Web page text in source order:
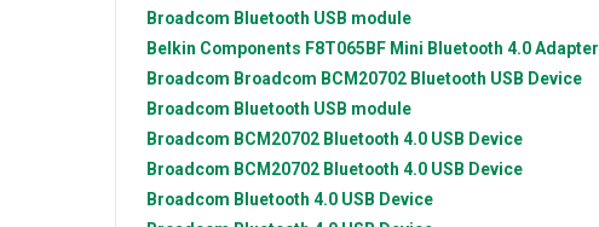
Broadcom Bluetooth USB module
Belkin Components F8T065BF Mini Bluetooth 4.0 Adapter
Broadcom Broadcom BCM20702 Bluetooth USB Device
Broadcom Bluetooth USB module
Broadcom BCM20702 Bluetooth 4.0 USB Device
Broadcom BCM20702 Bluetooth 4.0 USB Device
Broadcom Bluetooth 4.0 USB Device